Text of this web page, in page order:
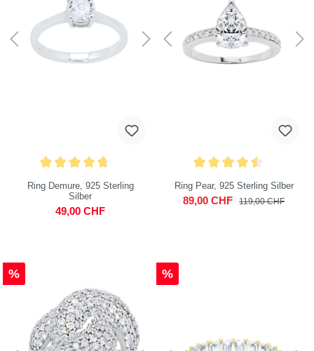
Ring Demure, 925 Sterling
Silber
49,00 CHF
Ring Pear, 925 Sterling Silber
89,00 CHF 119,00 CHF
% %